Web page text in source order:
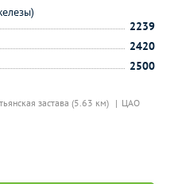
застава (5.63 км) ЦАО
2239
2420
2500